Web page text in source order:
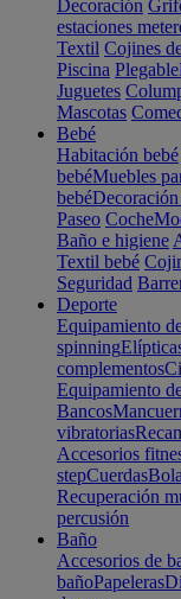
Decoración
estaciones
Textil Cojines
Piscina Plegable
Juguetes
Mascotas
Bebé
Habitación bebé
bebéMuebles
bebéDecoración
Paseo Coche
Baño e higiene
Textil bebé
Seguridad
Deporte
Equipamiento
spinning
complementos
Equipamiento
Bancos
vibratorias
Accesorios
stepCuerdas
Recuperación
percusión
Baño
Accesorios de
bañoPapeleras